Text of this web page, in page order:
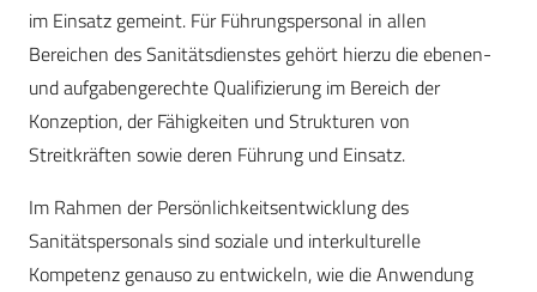
im Einsatz gemeint. Für Führungspersonal in allen
Bereichen des Sanitätsdienstes gehört hierzu die ebenen-
und aufgabengerechte Qualifizierung im Bereich der
Konzeption, der Fähigkeiten und Strukturen von
Streitkräften sowie deren Führung und Einsatz.
Im Rahmen der Persönlichkeitsentwicklung des
Sanitätspersonals sind soziale und interkulturelle
Kompetenz genauso zu entwickeln, wie die Anwendung